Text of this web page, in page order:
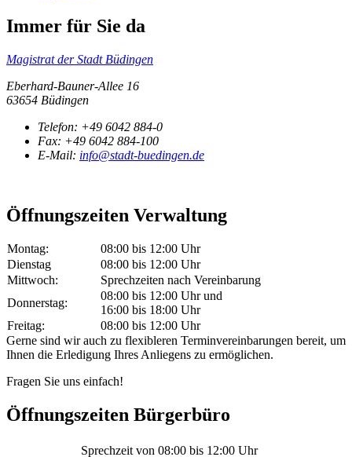
Immer für Sie da
Magistrat der Stadt Büdingen
Eberhard-Bauner-Allee 16
63654 Büdingen
Telefon: +49 6042 884-0
Fax: +49 6042 884-100
E-Mail: info@stadt-buedingen.de
Öffnungszeiten Verwaltung
Montag:
08:00 bis 12:00 Uhr
Dienstag
08:00 bis 12:00 Uhr
Mittwoch:
Sprechzeiten nach Vereinbarung
Donnerstag:
08:00 bis 12:00 Uhr und
16:00 bis 18:00 Uhr
Freitag:
08:00 bis 12:00 Uhr
Gerne sind wir auch zu flexibleren Terminvereinbarungen bereit, um
Ihnen die Erledigung Ihres Anliegens zu ermöglichen.
Fragen Sie uns einfach!
Öffnungszeiten Bürgerbüro
Sprechzeit von 08:00 bis 12:00 Uhr